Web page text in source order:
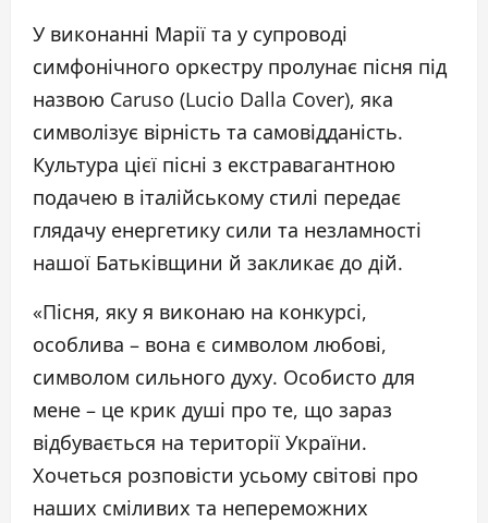
У виконанні Марії та у супроводі
симфонічного оркестру пролунає пісня під
назвою Caruso (Lucio Dalla Cover), яка
символізує вірність та самовідданість.
Культура цієї пісні з екстравагантною
подачею в італійському стилі передає
глядачу енергетику сили та незламності
нашої Батьківщини й закликає до дій.
«Пісня, яку я виконаю на конкурсі,
особлива – вона є символом любові,
символом сильного духу. Особисто для
мене – це крик душі про те, що зараз
відбувається на території України.
Хочеться розповісти усьому світові про
наших сміливих та непереможних